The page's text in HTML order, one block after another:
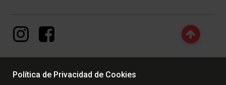
Política de Privacidad de Cookies